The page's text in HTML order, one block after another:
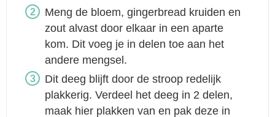
Meng de bloem, gingerbread kruiden en
zout alvast door elkaar in een aparte
kom. Dit voeg je in delen toe aan het
andere mengsel.
Dit deeg blijft door de stroop redelijk
plakkerig. Verdeel het deeg in 2 delen,
maak hier plakken van en pak deze in